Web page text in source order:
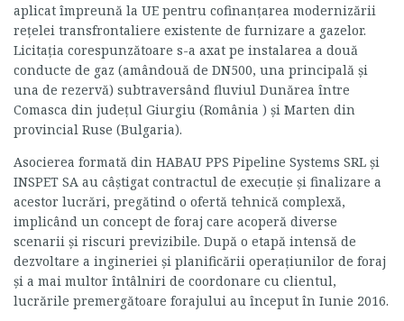
aplicat împreună la UE pentru cofinanțarea modernizării
rețelei transfrontaliere existente de furnizare a gazelor.
Licitația corespunzătoare s-a axat pe instalarea a două
conducte de gaz (amândouă de DN500, una principală și
una de rezervă) subtraversând fluviul Dunărea între
Comasca din județul Giurgiu (România ) și Marten din
provincial Ruse (Bulgaria).
Asocierea formată din HABAU PPS Pipeline Systems SRL și
INSPET SA au câștigat contractul de execuție și finalizare a
acestor lucrări, pregătind o ofertă tehnică complexă,
implicând un concept de foraj care acoperă diverse
scenarii și riscuri previzibile. După o etapă intensă de
dezvoltare a ingineriei și planificării operațiunilor de foraj
și a mai multor întâlniri de coordonare cu clientul,
lucrările premergătoare forajului au început în Iunie 2016.